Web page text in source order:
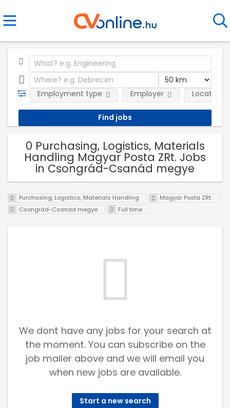
Employment type Employer Location
0 Purchasing, Logistics, Materials
Handling Magyar Posta ZRt. Jobs
in Csongrád-Csanád megye
Purchasing, Logistics, Materials Handling
Magyar Posta ZRt.
Csongrád-Csanád megye
Full time
We dont have any jobs for your search at
the moment. You can subscribe on the
job mailer above and we will email you
when new jobs are available.
Start a new search